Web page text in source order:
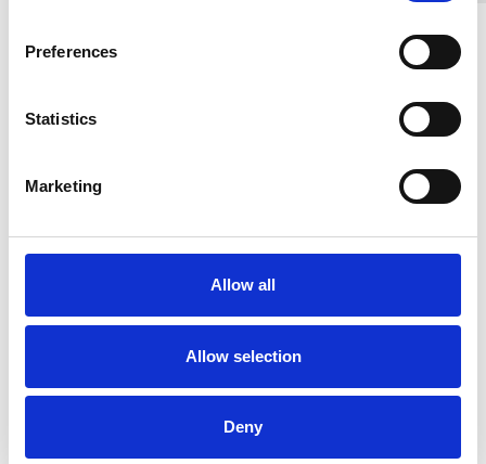
Preferences
Statistics
Marketing
Allow all
Allow selection
Deny